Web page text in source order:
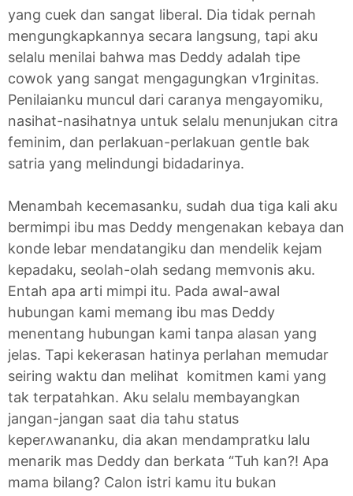
yang cuek dan sangat liberal. Dia tidak pernah
mengungkapkannya secara langsung, tapi aku
selalu menilai bahwa mas Deddy adalah tipe
cowok yang sangat mengagungkan v1rginitas.
Penilaianku muncul dari caranya mengayomiku,
nasihat-nasihatnya untuk selalu menunjukan citra
feminim, dan perlakuan-perlakuan gentle bak
satria yang melindungi bidadarinya.
Menambah kecemasanku, sudah dua tiga kali aku
bermimpi ibu mas Deddy mengenakan kebaya dan
konde lebar mendatangiku dan mendelik kejam
kepadaku, seolah-olah sedang memvonis aku.
Entah apa arti mimpi itu. Pada awal-awal
hubungan kami memang ibu mas Deddy
menentang hubungan kami tanpa alasan yang
jelas. Tapi kekerasan hatinya perlahan memudar
seiring waktu dan melihat komitmen kami yang
tak terpatahkan. Aku selalu membayangkan
jangan-jangan saat dia tahu status
keperʌwananku, dia akan mendampratku lalu
menarik mas Deddy dan berkata “Tuh kan?! Apa
mama bilang? Calon istri kamu itu bukan